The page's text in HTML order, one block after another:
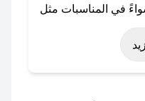
في المناسبات مثل
الجمعة البيضاء (شهر
يوم التأسيس، أو
عروض خاصة أخرى.